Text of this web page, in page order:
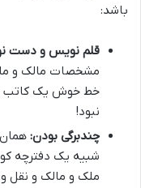
باشد:
قلم نویس و دست
مشخصات مالک و
خط خوش یک کاتب
نبود!
چندبرگی بودن:
شبیه یک دفترچه
ملک و مالک و نقل